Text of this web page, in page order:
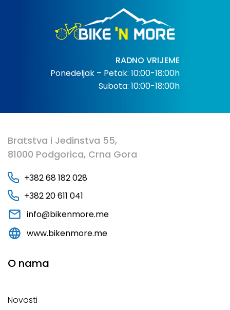
RADNO VRIJEME
Ponedeljak – Petak: 10:00-18:00h
Subota: 10:00-18:00h
Bratstva i Jedinstva 55,
81000 Podgorica, Crna Gora
+382 68 182 028
+382 20 611 041
info@bikenmore.me
www.bikenmore.me
O nama
Novosti